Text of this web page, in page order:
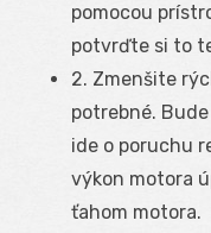
pomocou
potvrďte si to
2. Zmenšite
potrebné.
ide o poruchu
výkon motora
ťahom motora.